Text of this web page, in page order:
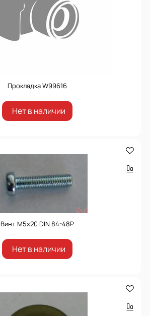
Прокладка W99616
Нет в наличии
Винт М5х20 DIN 84-48P
Нет в наличии